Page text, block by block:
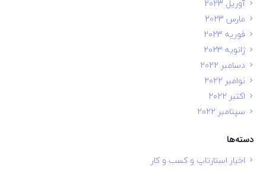
آوریل 2023
مارس 2023
فوریه 2023
ژانویه 2023
دسامبر 2022
نوامبر 2022
اکتبر 2022
سپتامبر 2022
دسته‌ها
اخبار استارتاپ و کسب و کار